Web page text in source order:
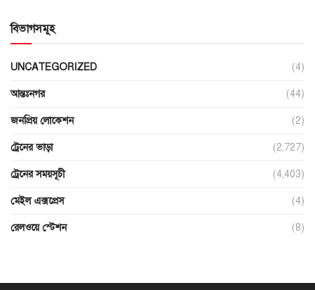
বিভাগসমূহ
UNCATEGORIZED (4)
আন্তঃনগর (44)
জনপ্রিয় লোকেশন (2)
ট্রেনের ভাড়া (2,727)
ট্রেনের সময়সূচী (4,403)
মেইল এক্সপ্রেস (4)
রেলওয়ে স্টেশন (8)